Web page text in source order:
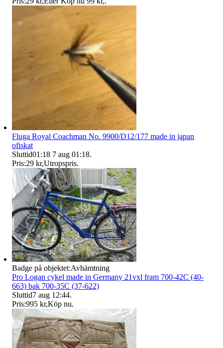
Fluga Royal Coachman No. 9900/D12/177 made in japan
ofiskat
Sluttid01:18 7 aug 01:18.
Pris:29 kr,Utropspris.
Badge på objektet:Avhämtning
Pro Logan cykel made in Germany 21vxl fram 700-42C (40-
663) bak 700-35C (37-622)
Sluttid7 aug 12:44.
Pris:995 kr,Köp nu.